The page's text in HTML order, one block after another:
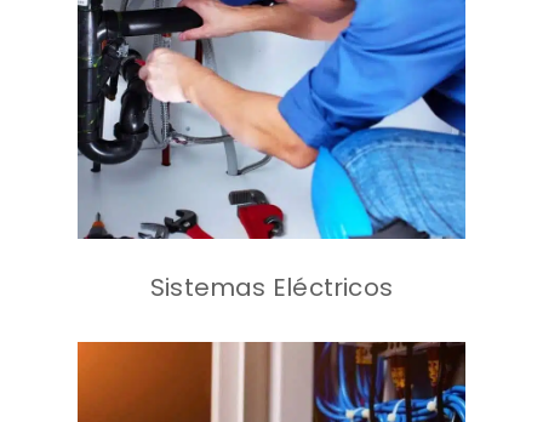
Pintura
Albañilería
Mantenimiento
correctivo menor
Techos
Sistemas Eléctricos